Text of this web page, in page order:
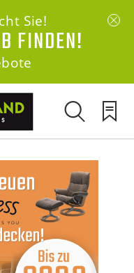
Sie!
FINDEN!